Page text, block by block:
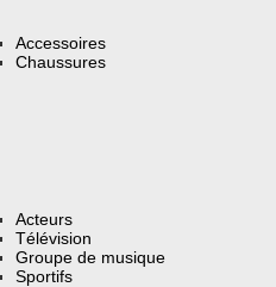
Accessoires
Chaussures
Acteurs
Télévision
Groupe de musique
Sportifs